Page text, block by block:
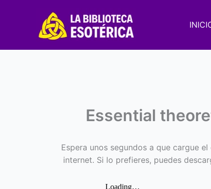
Essential
Espera unos segundos a que cargue
internet. Si lo prefieres, puedes